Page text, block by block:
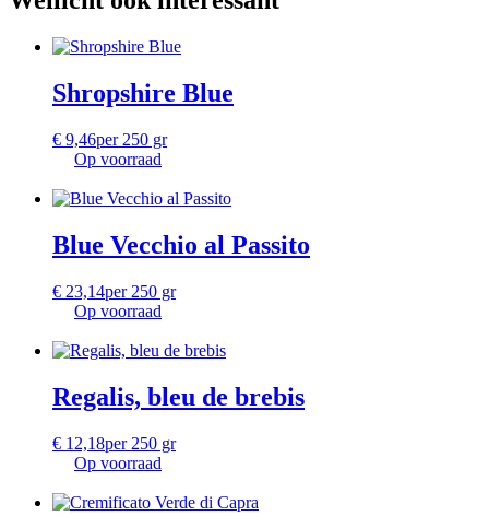
Shropshire Blue
€ 9,46per 250 gr
Op voorraad
Blue Vecchio al Passito
€ 23,14per 250 gr
Op voorraad
Regalis, bleu de brebis
€ 12,18per 250 gr
Op voorraad